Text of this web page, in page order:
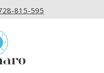
815-595